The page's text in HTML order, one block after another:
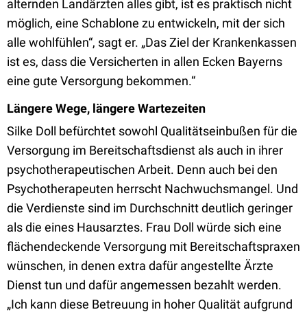
alternden Landärzten alles gibt, ist es praktisch nicht
möglich, eine Schablone zu entwickeln, mit der sich
alle wohlfühlen“, sagt er. „Das Ziel der Krankenkassen
ist es, dass die Versicherten in allen Ecken Bayerns
eine gute Versorgung bekommen.“
Längere Wege, längere Wartezeiten
Silke Doll befürchtet sowohl Qualitätseinbußen für die
Versorgung im Bereitschaftsdienst als auch in ihrer
psychotherapeutischen Arbeit. Denn auch bei den
Psychotherapeuten herrscht Nachwuchsmangel. Und
die Verdienste sind im Durchschnitt deutlich geringer
als die eines Hausarztes. Frau Doll würde sich eine
flächendeckende Versorgung mit Bereitschaftspraxen
wünschen, in denen extra dafür angestellte Ärzte
Dienst tun und dafür angemessen bezahlt werden.
„Ich kann diese Betreuung in hoher Qualität aufgrund